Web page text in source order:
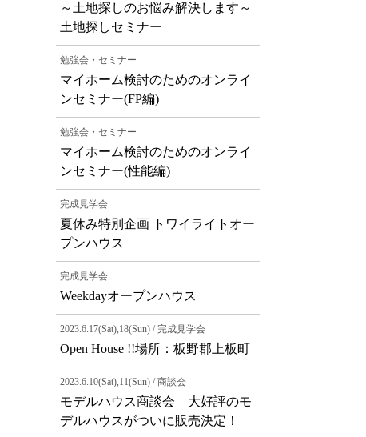
～土地探しのお悩み解決します～
土地探しセミナー
勉強会・セミナー
マイホーム検討のためのオンライ
ンセミナー(FP編)
勉強会・セミナー
マイホーム検討のためのオンライ
ンセミナー(性能編)
完成見学会
夏休み特別企画 トワイライトオー
プンハウス
完成見学会
Weekdayオープンハウス
2023.6.17(Sat),18(Sun) / 完成見学会
Open House !!場所：板野郡上板町
2023.6.10(Sat),11(Sun) / 商談会
モデルハウス商談会 – 大好評のモ
デルハウスがついに販売決定！